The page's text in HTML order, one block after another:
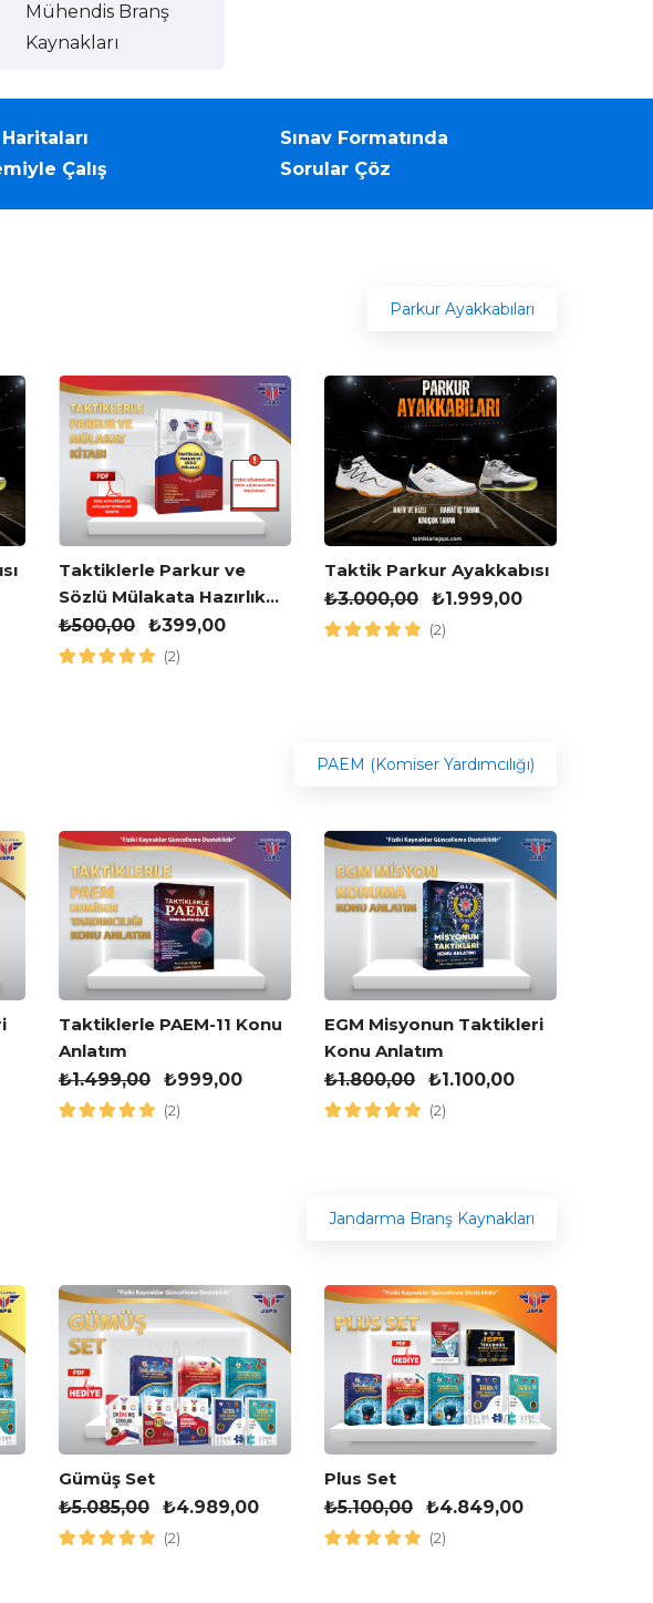
Mühendis Branş
Kaynakları
Çalış
Sınav Formatında
Sorular Çöz
Parkur Ayakkabıları
Taktiklerle Parkur ve
Sözlü Mülakata Hazırlık
Kitabı
₺500,00 ₺399,00
(2)
Taktik Parkur Ayakkabısı
₺3.000,00 ₺1.999,00
(2)
PAEM (Komiser Yardımcılığı)
Taktiklerle PAEM-11 Konu
Anlatım
₺1.499,00 ₺999,00
(2)
EGM Misyonun Taktikleri
Konu Anlatım
₺1.800,00 ₺1.100,00
(2)
Jandarma Branş Kaynakları
Gümüş Set
₺5.085,00 ₺4.989,00
(2)
Plus Set
₺5.100,00 ₺4.849,00
(2)